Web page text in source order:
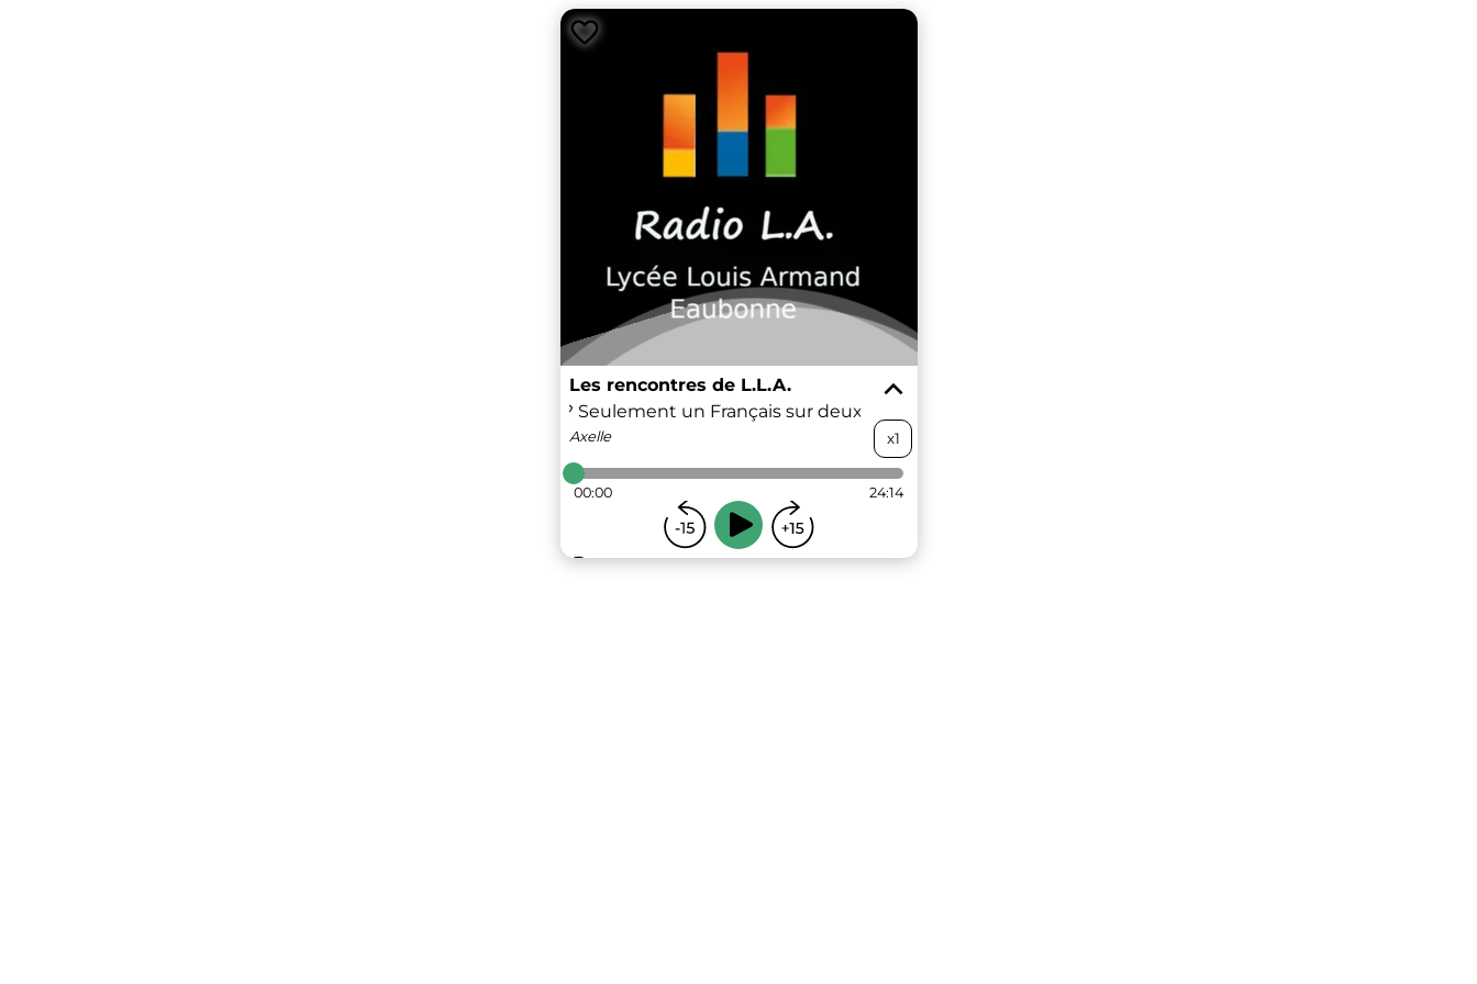
Les rencontres de L.L.A.
Mais que fait la justice? Seulement un Français sur deux satisfait de l'institition judiciaire. François Molins, procureur général
Axelle x1
00:00 24:14
...